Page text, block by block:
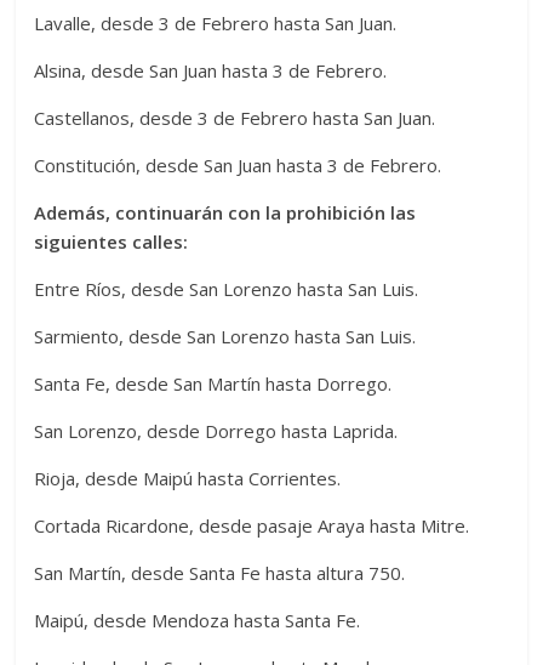
Lavalle, desde 3 de Febrero hasta San Juan.
Alsina, desde San Juan hasta 3 de Febrero.
Castellanos, desde 3 de Febrero hasta San Juan.
Constitución, desde San Juan hasta 3 de Febrero.
Además, continuarán con la prohibición las
siguientes calles:
Entre Ríos, desde San Lorenzo hasta San Luis.
Sarmiento, desde San Lorenzo hasta San Luis.
Santa Fe, desde San Martín hasta Dorrego.
San Lorenzo, desde Dorrego hasta Laprida.
Rioja, desde Maipú hasta Corrientes.
Cortada Ricardone, desde pasaje Araya hasta Mitre.
San Martín, desde Santa Fe hasta altura 750.
Maipú, desde Mendoza hasta Santa Fe.